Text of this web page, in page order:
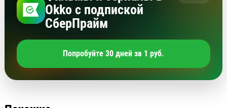
Okko с подпиской
СберПрайм
Попробуйте 30 дней за 1 руб.